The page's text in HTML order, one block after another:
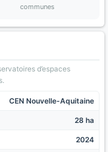
communes
d’espaces
CEN Nouvelle-Aquitaine
28 ha
2024